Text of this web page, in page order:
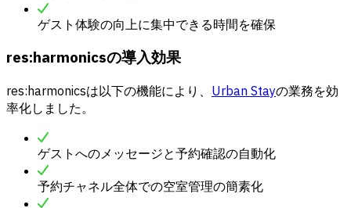
ゲスト体験の向上に集中できる時間を確保
res:harmonicsの導入効果
res:harmonicsは以下の機能により、 Urban Stayの業務を効
率化しました。
ゲストへのメッセージと予約確認の自動化
予約チャネル全体での空室管理の簡素化